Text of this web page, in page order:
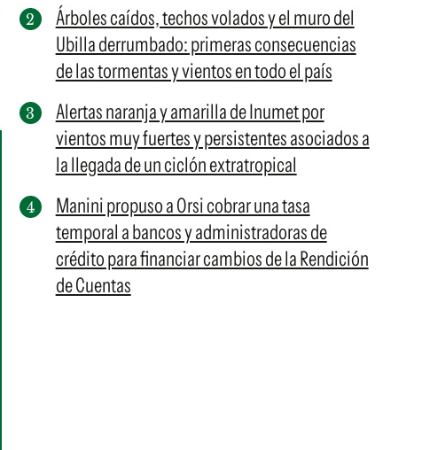
Árboles caídos, techos volados y el muro del
Ubilla derrumbado: primeras consecuencias
de las tormentas y vientos en todo el país
Alertas naranja y amarilla de Inumet por
vientos muy fuertes y persistentes asociados a
la llegada de un ciclón extratropical
Manini propuso a Orsi cobrar una tasa
temporal a bancos y administradoras de
crédito para financiar cambios de la Rendición
de Cuentas